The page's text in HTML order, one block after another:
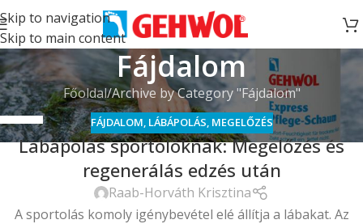
Skip to navigation
Skip to main content
Fájdalom
Főoldal Archive by Category "Fájdalom"
25
MÁRC
FÁJDALOM, LÁBÁPOLÁS, MEGELŐZÉS
Lábápolás sportolóknak: Megelőzés és
regenerálás edzés után
Raab-Horváth Krisztina
A sportolás komoly igénybevétel elé állítja a lábakat. Az